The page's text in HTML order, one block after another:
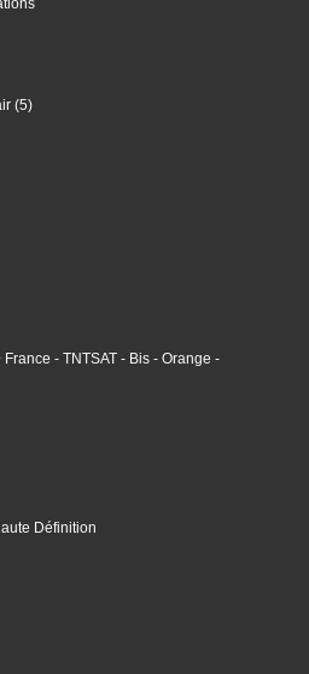
(5)
France - TNTSAT - Bis - Orange -
Définition